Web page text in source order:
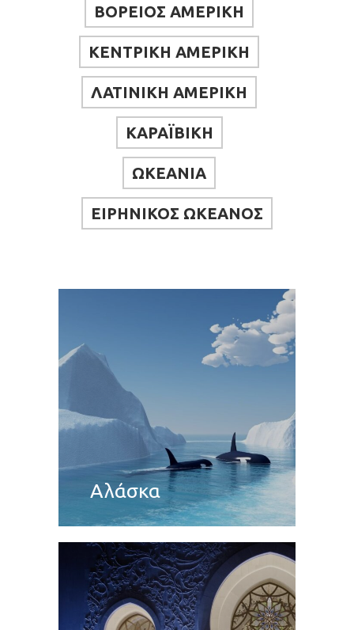
ΒΟΡΕΙΟΣ ΑΜΕΡΙΚΗ
ΚΕΝΤΡΙΚΗ ΑΜΕΡΙΚΗ
ΛΑΤΙΝΙΚΗ ΑΜΕΡΙΚΗ
ΚΑΡΑΪΒΙΚΗ
ΩΚΕΑΝΙΑ
ΕΙΡΗΝΙΚΟΣ ΩΚΕΑΝΟΣ
Αλάσκα